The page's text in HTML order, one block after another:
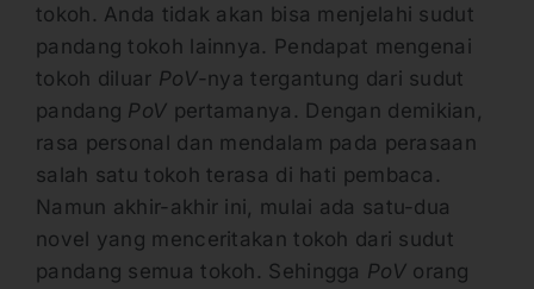
tokoh. Anda tidak akan bisa menjelahi sudut
pandang tokoh lainnya. Pendapat mengenai
tokoh diluar PoV-nya tergantung dari sudut
pandang PoV pertamanya. Dengan demikian,
rasa personal dan mendalam pada perasaan
salah satu tokoh terasa di hati pembaca.
Namun akhir-akhir ini, mulai ada satu-dua
novel yang menceritakan tokoh dari sudut
pandang semua tokoh. Sehingga PoVorang